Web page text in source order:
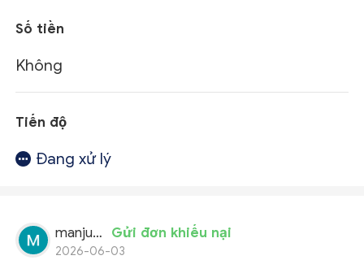
Số tiền
Không
Tiến độ
Đang xử lý
manjunath Gửi đơn khiếu nại
2026-06-03